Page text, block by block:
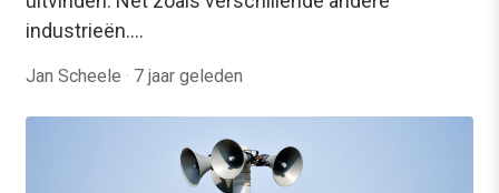
industrieën.…
Jan Scheele · 7 jaar geleden